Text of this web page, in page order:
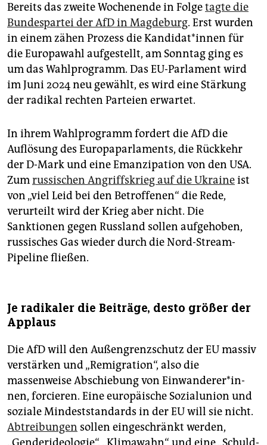
Bereits das zweite Wochenende in Folgetagte die
Bundespartei der AfD in Magdeburg. Erst wurden
in einem zähen Prozess die Kan­di­da­t*in­nen für
die Europawahl aufgestellt, am Sonntag ging es
um das Wahlprogramm. Das EU-Parlament wird
im Juni 2024 neu gewählt, es wird eine Stärkung
der radikal rechten Parteien erwartet.
In ihrem Wahlprogramm fordert die AfD die
Auflösung des Europaparlaments, die Rückkehr
der D-Mark und eine Emanzipation von den USA.
Zumrussischen Angriffskrieg auf die Ukraineist
von „viel Leid bei den Betroffenen“ die Rede,
verurteilt wird der Krieg aber nicht. Die
Sanktionen gegen Russland sollen aufgehoben,
russisches Gas wieder durch die Nord-Stream-
Pipeline fließen.
Je radikaler die Beiträge, desto größer der
Applaus
Die AfD will den Außengrenzschutz der EU massiv
verstärken und „Remigration“, also die
massenweise Abschiebung von Ein­w­ande­re­r*in­
nen, forcieren. Eine europäische Sozialunion und
soziale Mindeststandards in der EU will sie nicht.
Abtreibungen sollen eingeschränkt werden,